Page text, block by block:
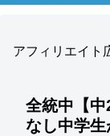
アフィリエイト
全統中【
なし中学